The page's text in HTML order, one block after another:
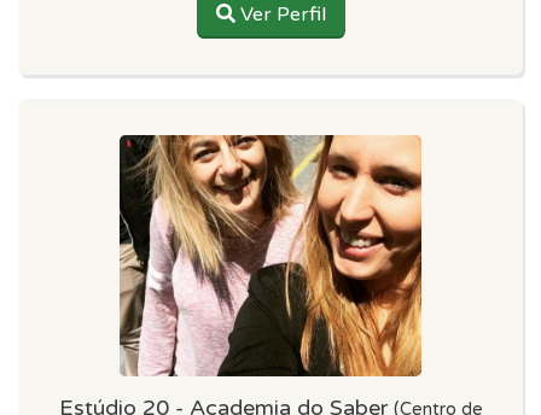
Ver Perfil
Estúdio 20 - Academia do Saber (Centro de